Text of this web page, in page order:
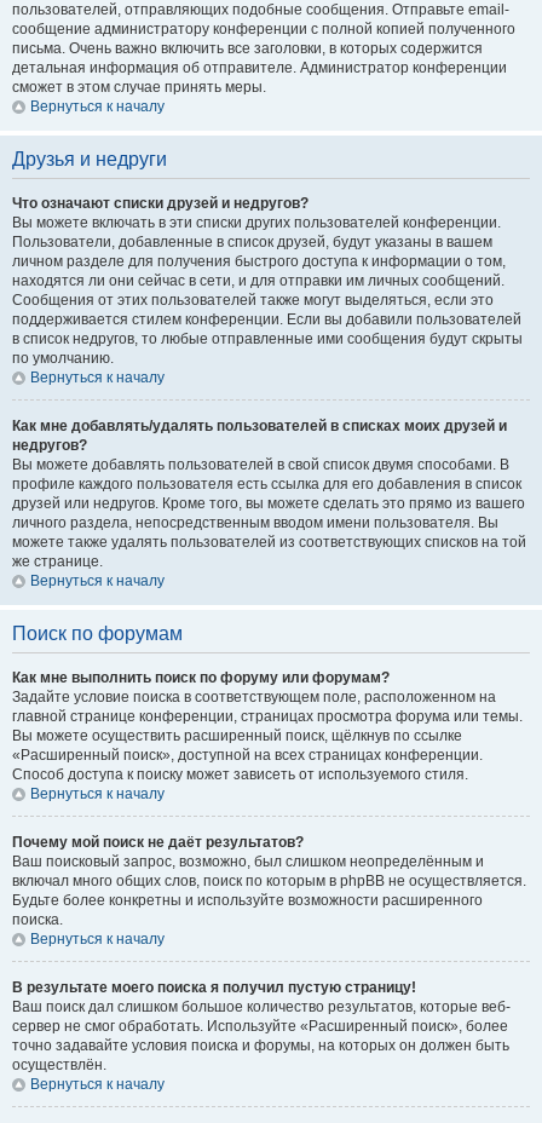
пользователей, отправляющих подобные сообщения. Отправьте email-
сообщение администратору конференции с полной копией полученного
письма. Очень важно включить все заголовки, в которых содержится
детальная информация об отправителе. Администратор конференции
сможет в этом случае принять меры.
Вернуться к началу
Друзья и недруги
Что означают списки друзей и недругов?
Вы можете включать в эти списки других пользователей конференции.
Пользователи, добавленные в список друзей, будут указаны в вашем
личном разделе для получения быстрого доступа к информации о том,
находятся ли они сейчас в сети, и для отправки им личных сообщений.
Сообщения от этих пользователей также могут выделяться, если это
поддерживается стилем конференции. Если вы добавили пользователей
в список недругов, то любые отправленные ими сообщения будут скрыты
по умолчанию.
Вернуться к началу
Как мне добавлять/удалять пользователей в списках моих друзей и
недругов?
Вы можете добавлять пользователей в свой список двумя способами. В
профиле каждого пользователя есть ссылка для его добавления в список
друзей или недругов. Кроме того, вы можете сделать это прямо из вашего
личного раздела, непосредственным вводом имени пользователя. Вы
можете также удалять пользователей из соответствующих списков на той
же странице.
Вернуться к началу
Поиск по форумам
Как мне выполнить поиск по форуму или форумам?
Задайте условие поиска в соответствующем поле, расположенном на
главной странице конференции, страницах просмотра форума или темы.
Вы можете осуществить расширенный поиск, щёлкнув по ссылке
«Расширенный поиск», доступной на всех страницах конференции.
Способ доступа к поиску может зависеть от используемого стиля.
Вернуться к началу
Почему мой поиск не даёт результатов?
Ваш поисковый запрос, возможно, был слишком неопределённым и
включал много общих слов, поиск по которым в phpBB не осуществляется.
Будьте более конкретны и используйте возможности расширенного
поиска.
Вернуться к началу
В результате моего поиска я получил пустую страницу!
Ваш поиск дал слишком большое количество результатов, которые веб-
сервер не смог обработать. Используйте «Расширенный поиск», более
точно задавайте условия поиска и форумы, на которых он должен быть
осуществлён.
Вернуться к началу